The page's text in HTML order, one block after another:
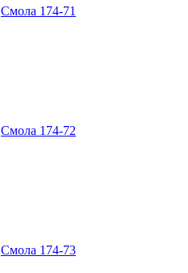
Смола 174-71
Смола 174-72
Смола 174-73